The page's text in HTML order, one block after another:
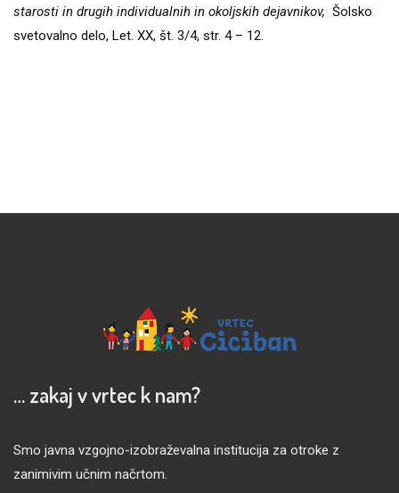
starosti in drugih individualnih in okoljskih dejavnikov, Šolsko
svetovalno delo, Let. XX, št. 3/4, str. 4 – 12.
… zakaj v vrtec k nam?
Smo javna vzgojno-izobraževalna institucija za otroke z
zanimivim učnim načrtom.